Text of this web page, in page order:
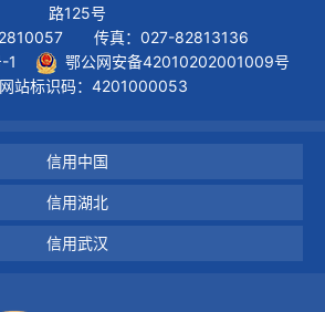
路125号
传真：027-82813136
1
鄂公网安备42010202001009号
站标识码：4201000053
信用中国
信用湖北
信用武汉